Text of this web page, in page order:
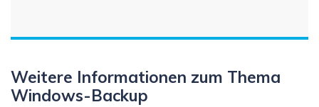
Weitere Informationen zum Thema
Windows-Backup